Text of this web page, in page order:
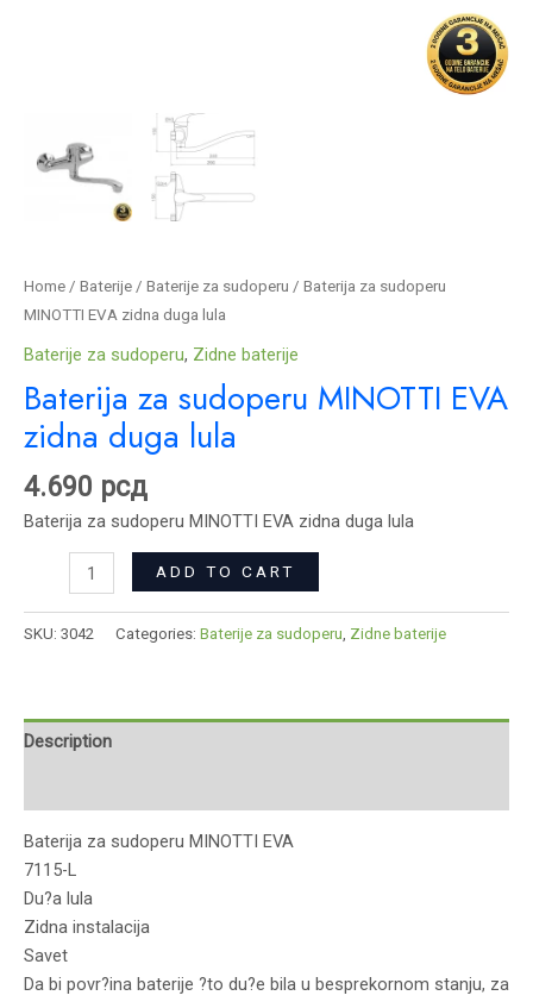
Home / Baterije / Baterije za sudoperu / Baterija za sudoperu
MINOTTI EVA zidna duga lula
Baterije za sudoperu, Zidne baterije
Baterija za sudoperu MINOTTI EVA
zidna duga lula
4.690 рсд
Baterija za sudoperu MINOTTI EVA zidna duga lula
ADD TO CART
SKU: 3042 Categories: Baterije za sudoperu, Zidne baterije
Description
Baterija za sudoperu MINOTTI EVA
7115-L
Du?a lula
Zidna instalacija
Savet
Da bi povr?ina baterije ?to du?e bila u besprekornom stanju, za